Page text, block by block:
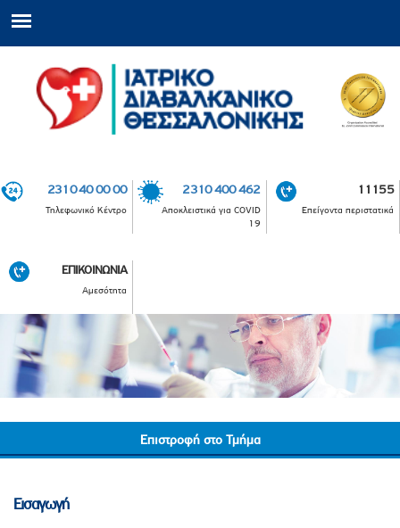
2310 40 00 00
Τηλεφωνικό Κέντρο
2310 400 462
Αποκλειστικά για COVID
19
11155
Επείγοντα περιστατικά
ΕΠΙΚΟΙΝΩΝΙΑ
Αμεσότητα
Επιστροφή στο Τμήμα
Εισαγωγή